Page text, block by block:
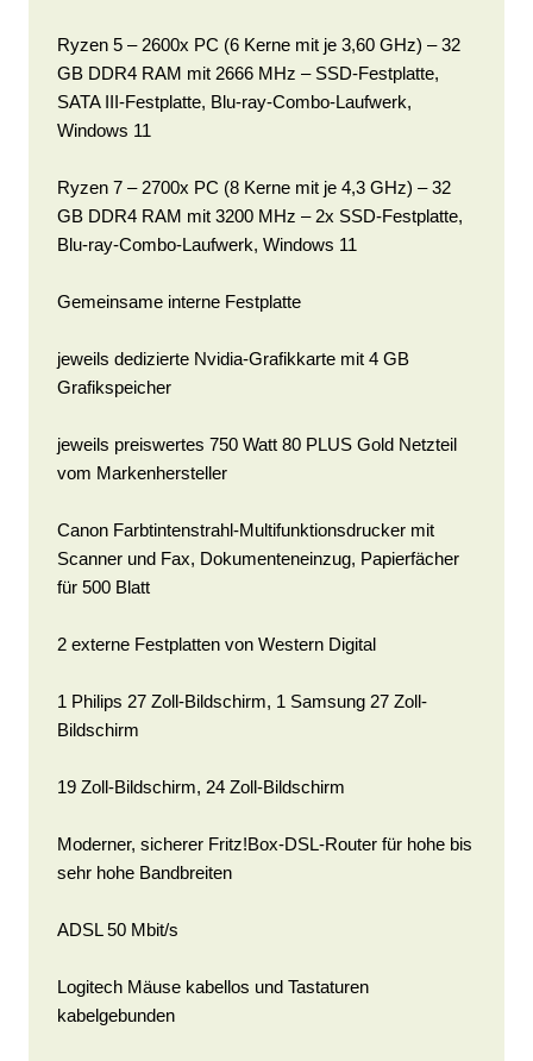
Ryzen 5 – 2600x PC (6 Kerne mit je 3,60 GHz) – 32
GB DDR4 RAM mit 2666 MHz – SSD-Festplatte,
SATA III-Festplatte, Blu-ray-Combo-Laufwerk,
Windows 11
Ryzen 7 – 2700x PC (8 Kerne mit je 4,3 GHz) – 32
GB DDR4 RAM mit 3200 MHz – 2x SSD-Festplatte,
Blu-ray-Combo-Laufwerk, Windows 11
Gemeinsame interne Festplatte
jeweils dedizierte Nvidia-Grafikkarte mit 4 GB
Grafikspeicher
jeweils preiswertes 750 Watt 80 PLUS Gold Netzteil
vom Markenhersteller
Canon Farbtintenstrahl-Multifunktionsdrucker mit
Scanner und Fax, Dokumenteneinzug, Papierfächer
für 500 Blatt
2 externe Festplatten von Western Digital
1 Philips 27 Zoll-Bildschirm, 1 Samsung 27 Zoll-
Bildschirm
19 Zoll-Bildschirm, 24 Zoll-Bildschirm
Moderner, sicherer Fritz!Box-DSL-Router für hohe bis
sehr hohe Bandbreiten
ADSL 50 Mbit/s
Logitech Mäuse kabellos und Tastaturen
kabelgebunden